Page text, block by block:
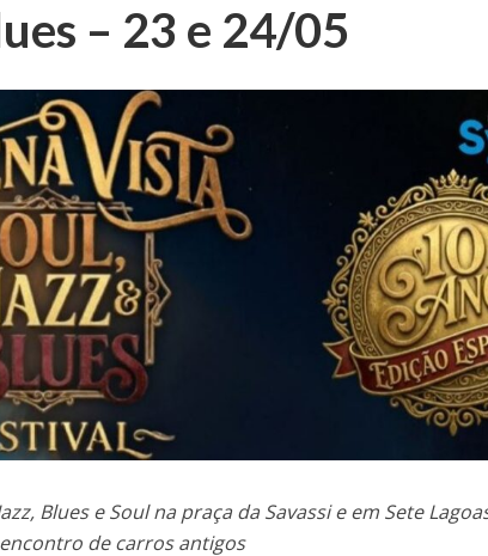
– 23 e 24/05
Blues e Soul na praça da Savassi e em Sete
de carros antigos